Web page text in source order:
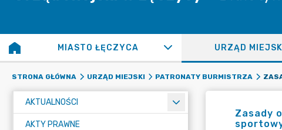
MIASTO ŁĘCZYCA URZĄD MIEJSKI
STRONA GŁÓWNA URZĄD MIEJSKI PATRONATY BURMISTRZA
AKTUALNOŚCI
AKTY PRAWNE
Zasady